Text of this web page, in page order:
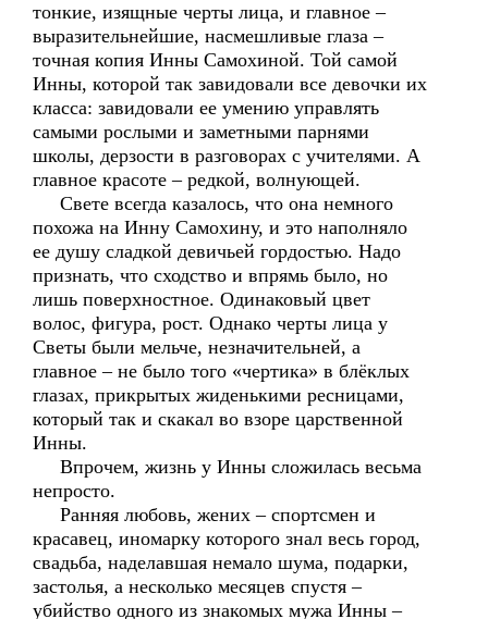
тонкие, изящные черты лица, и главное –
выразительнейшие, насмешливые глаза –
точная копия Инны Самохиной. Той самой
Инны, которой так завидовали все девочки их
класса: завидовали ее умению управлять
самыми рослыми и заметными парнями
школы, дерзости в разговорах с учителями. А
главное красоте – редкой, волнующей.
Свете всегда казалось, что она немного
похожа на Инну Самохину, и это наполняло
ее душу сладкой девичьей гордостью. Надо
признать, что сходство и впрямь было, но
лишь поверхностное. Одинаковый цвет
волос, фигура, рост. Однако черты лица у
Светы были мельче, незначительней, а
главное – не было того «чертика» в блёклых
глазах, прикрытых жиденькими ресницами,
который так и скакал во взоре царственной
Инны.
Впрочем, жизнь у Инны сложилась весьма
непросто.
Ранняя любовь, жених – спортсмен и
красавец, иномарку которого знал весь город,
свадьба, наделавшая немало шума, подарки,
застолья, а несколько месяцев спустя –
убийство одного из знакомых мужа Инны –